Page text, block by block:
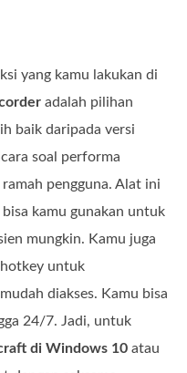
yang kamu lakukan di
adalah pilihan
baik daripada versi
soal performa
pengguna. Alat ini
kamu gunakan untuk
mungkin. Kamu juga
hotkey untuk
diakses. Kamu bisa
24/7. Jadi, untuk
di Windows 10 atau